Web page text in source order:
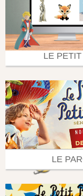
LE
LE